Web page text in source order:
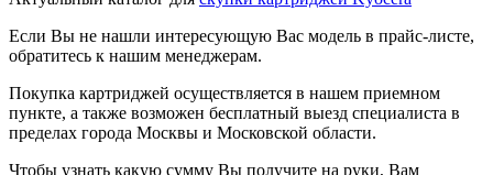
Если Вы не нашли интересующую Вас модель в прайс-листе,
обратитесь к нашим менеджерам.
Покупка картриджей осуществляется в нашем приемном
пункте, а также возможен бесплатный выезд специалиста в
пределах города Москвы и Московской области.
Чтобы узнать какую сумму Вы получите на руки, Вам